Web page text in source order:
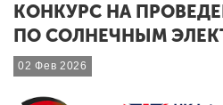
КОНКУРС НА
ПО СОЛНЕЧНЫМ
02 Фев 2026